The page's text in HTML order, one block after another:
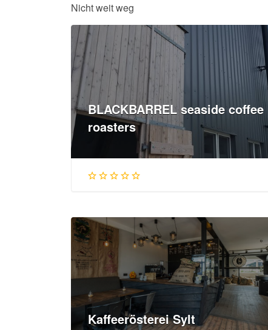
Nicht weit weg
BLACKBARREL seaside coffee
roasters
Kaffeerösterei Sylt